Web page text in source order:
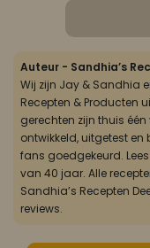
Auteur - Sandhia’s
Wij zijn Jay & Sandhia
Recepten & Producten
gerechten zijn thuis
ontwikkeld, uitgetest
fans goedgekeurd. Lees
van 40 jaar. Alle
Sandhia’s Recepten
reviews.